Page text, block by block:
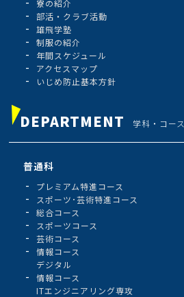
寮の紹介
部活・クラブ活動
雄飛学塾
制服の紹介
年間スケジュール
アクセスマップ
いじめ防止基本方針
DEPARTMENT 学科・コース
普通科
プレミアム特進コース
スポーツ･芸術特進コース
総合コース
スポーツコース
芸術コース
情報コース
デジタル
情報コース
ITエンジニアリング専攻